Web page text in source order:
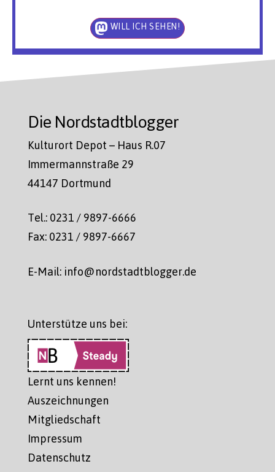
WILL ICH SEHEN!
Die Nordstadtblogger
Kulturort Depot – Haus R.07
Immermannstraße 29
44147 Dortmund
Tel.: 0231 / 9897-6666
Fax: 0231 / 9897-6667
E-Mail: info@nordstadtblogger.de
Unterstütze uns bei:
Lernt uns kennen!
Auszeichnungen
Mitgliedschaft
Impressum
Datenschutz